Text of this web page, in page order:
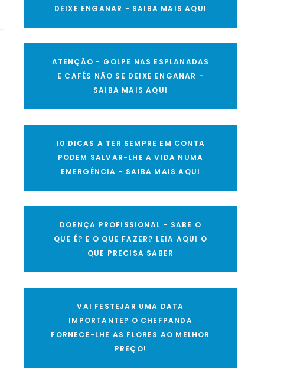
DEIXE ENGANAR - SAIBA MAIS AQUI
ATENÇÃO - GOLPE NAS ESPLANADAS
E CAFÉS NÃO SE DEIXE ENGANAR -
SAIBA MAIS AQUI
10 DICAS A TER SEMPRE EM CONTA
PODEM SALVAR-LHE A VIDA NUMA
EMERGÊNCIA - SAIBA MAIS AQUI
DOENÇA PROFISSIONAL - SABE O
QUE É? E O QUE FAZER? LEIA AQUI O
QUE PRECISA SABER
VAI FESTEJAR UMA DATA
IMPORTANTE? O CHEFPANDA
FORNECE-LHE AS FLORES AO MELHOR
PREÇO!